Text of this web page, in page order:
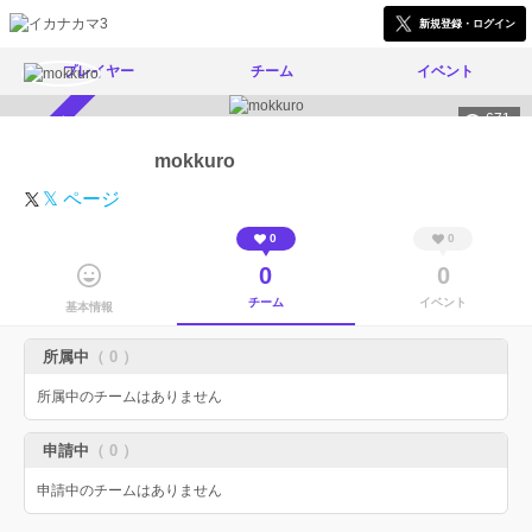
新規登録・ログイン
プレイヤー チーム イベント
671
mokkuro
𝕏 ページ
基本情報
0
0
チーム
0
0
イベント
所属中 （ 0 ）
所属中のチームはありません
申請中 （ 0 ）
申請中のチームはありません